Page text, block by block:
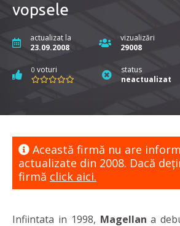
vopsele
actualizat la
23.09.2008
vizualizări
29008
0 voturi
status
neactualizat
Această firmă nu are
actualizate din 2008. Dacă
firmă click aici.
Infiintata in 1998, Magellana